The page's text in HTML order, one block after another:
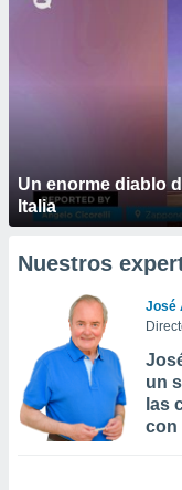
Un enorme diablo
Italia
Nuestros
José
un
las
con